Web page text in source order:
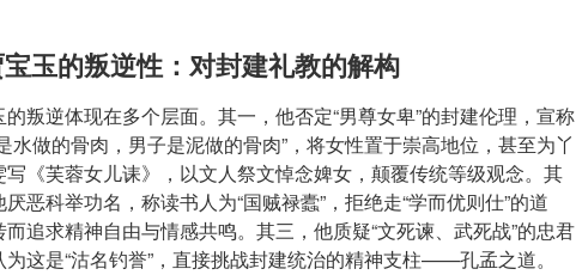
玉的叛逆性：对封建礼教的解构
的叛逆体现在多个层面。其一，他否定“男尊女卑”的封建伦理，宣称
水做的骨肉，男子是泥做的骨肉”，将女性置于崇高地位，甚至为丫
写《芙蓉女儿诔》，以文人祭文悼念婢女，颠覆传统等级观念。其
恶科举功名，称读书人为“国贼禄蠹”，拒绝走“学而优则仕”的道
而追求精神自由与情感共鸣。其三，他质疑“文死谏、武死战”的忠君
为这是“沽名钓誉”，直接挑战封建统治的精神支柱——孔孟之道。